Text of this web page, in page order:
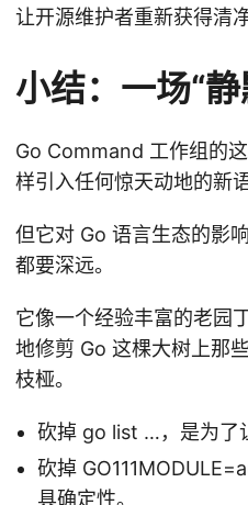
让开源维护者重新获得清净
小结：一场“
Go Command 工作组的
样引入任何惊天动地的新语
但它对 Go 语言生态的影
都要深远。
它像一个经验丰富的老园
地修剪 Go 这棵大树上那
枝桠。
砍掉 go list …，是为了
砍掉
具确定性。